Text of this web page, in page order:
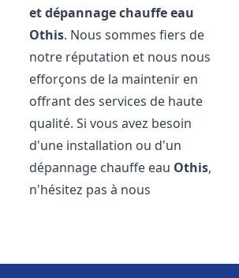
et dépannage chauffe eau
Othis. Nous sommes fiers de
notre réputation et nous nous
efforçons de la maintenir en
offrant des services de haute
qualité. Si vous avez besoin
d'une installation ou d'un
dépannage chauffe eau Othis,
n'hésitez pas à nous